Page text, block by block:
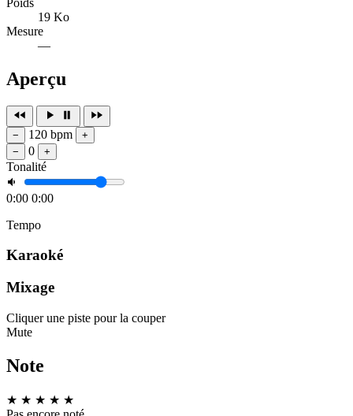
19 Ko
Mesure
—
Aperçu
− 120 bpm
+
−
0 +
Tonalité
0:00 0:00
Tempo
Karaoké
Mixage
Cliquer une piste pour la couper
Mute
Note
★ ★ ★ ★ ★